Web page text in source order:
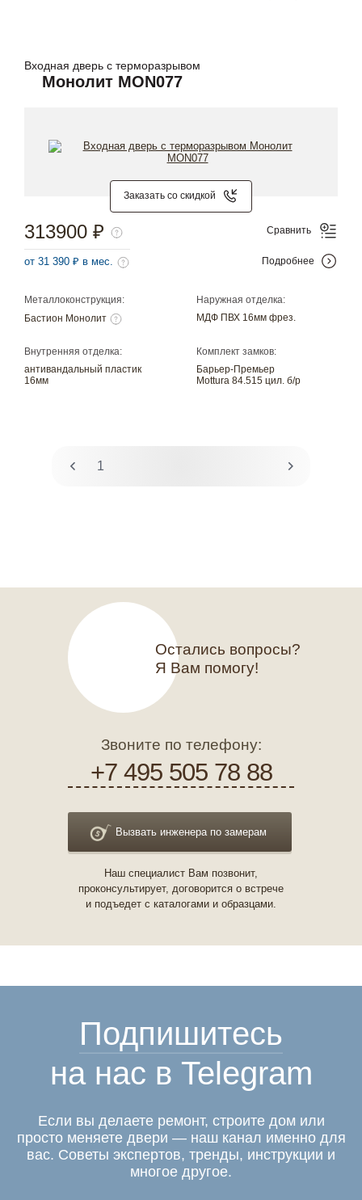
Входная дверь с терморазрывом
Монолит MON077
Заказать со скидкой
Металлоконструкция:
Бастион Монолит
Наружная отделка:
МДФ ПВХ 16мм фрез.
Внутренняя отделка:
антивандальный пластик
16мм
Комплект замков:
Барьер-Премьер
Mottura 84.515 цил. б/р
313900 ₽
от 31 390 ₽ в мес.
Сравнить
Подробнее
1 2
Остались вопросы?
Я Вам помогу!
Звоните по телефону:
+7 495 505 78 88
Вызвать инженера по замерам
Наш специалист Вам позвонит,
проконсультирует, договорится о встрече
и подъедет с каталогами и образцами.
Подпишитесь
на нас в Telegram
Если вы делаете ремонт, строите дом или
просто меняете двери — наш канал именно для
вас. Советы экспертов, тренды, инструкции и
многое другое.